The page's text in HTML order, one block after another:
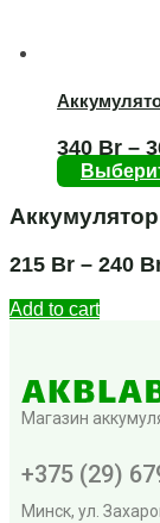
340 Br –
215 Br – 240
Add to cart
Магазин
+375 (29)
Минск, ул.